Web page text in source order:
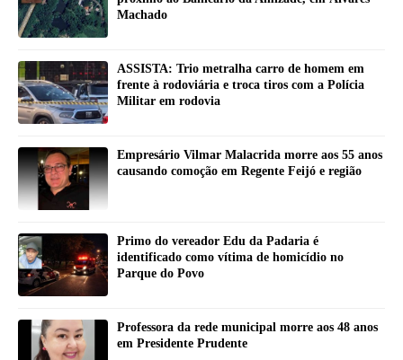
Machado
ASSISTA: Trio metralha carro de homem em
frente à rodoviária e troca tiros com a Polícia
Militar em rodovia
Empresário Vilmar Malacrida morre aos 55 anos
causando comoção em Regente Feijó e região
Primo do vereador Edu da Padaria é
identificado como vítima de homicídio no
Parque do Povo
Professora da rede municipal morre aos 48 anos
em Presidente Prudente